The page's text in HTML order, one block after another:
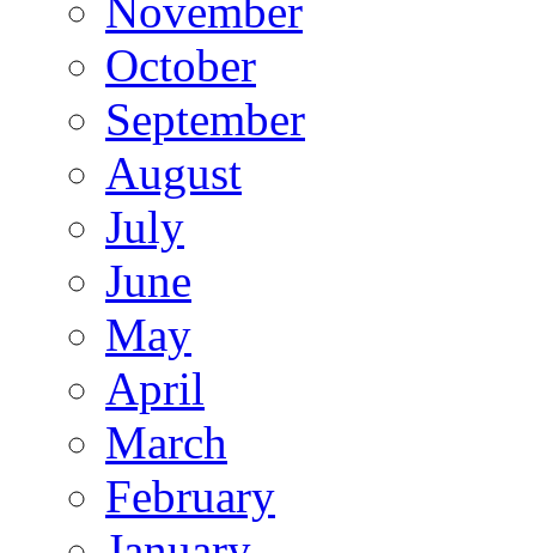
November
October
September
August
July
June
May
April
March
February